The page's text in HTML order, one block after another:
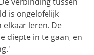
is ongelofelijk
elkaar leren. De
diepte in te gaan, en